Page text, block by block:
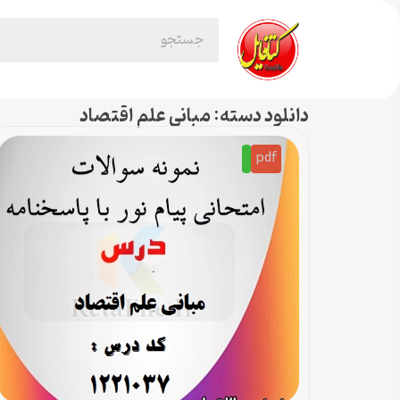
دانلود دسته: مبانی علم اقتصاد
pdf